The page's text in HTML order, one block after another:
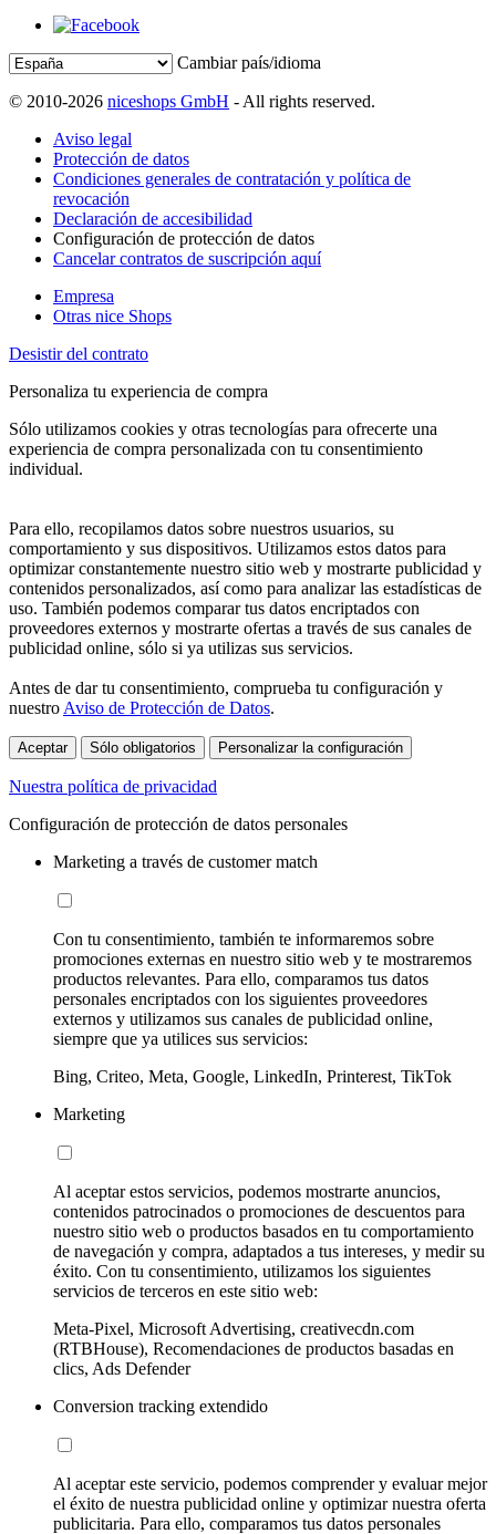
Cambiar país/idioma
© 2010-2026 niceshops GmbH - All rights reserved.
Aviso legal
Protección de datos
Condiciones generales de contratación y política de
revocación
Declaración de accesibilidad
Configuración de protección de datos
Cancelar contratos de suscripción aquí
Empresa
Otras nice Shops
Desistir del contrato
Personaliza tu experiencia de compra
Sólo utilizamos cookies y otras tecnologías para ofrecerte una
experiencia de compra personalizada con tu consentimiento
individual.
Para ello, recopilamos datos sobre nuestros usuarios, su
comportamiento y sus dispositivos. Utilizamos estos datos para
optimizar constantemente nuestro sitio web y mostrarte publicidad y
contenidos personalizados, así como para analizar las estadísticas de
uso. También podemos comparar tus datos encriptados con
proveedores externos y mostrarte ofertas a través de sus canales de
publicidad online, sólo si ya utilizas sus servicios.
Antes de dar tu consentimiento, comprueba tu configuración y
nuestro Aviso de Protección de Datos.
Aceptar Sólo obligatorios Personalizar la configuración
Nuestra política de privacidad
Configuración de protección de datos personales
Marketing a través de customer match
Con tu consentimiento, también te informaremos sobre
promociones externas en nuestro sitio web y te mostraremos
productos relevantes. Para ello, comparamos tus datos
personales encriptados con los siguientes proveedores
externos y utilizamos sus canales de publicidad online,
siempre que ya utilices sus servicios:
Bing, Criteo, Meta, Google, LinkedIn, Printerest, TikTok
Marketing
Al aceptar estos servicios, podemos mostrarte anuncios,
contenidos patrocinados o promociones de descuentos para
nuestro sitio web o productos basados en tu comportamiento
de navegación y compra, adaptados a tus intereses, y medir su
éxito. Con tu consentimiento, utilizamos los siguientes
servicios de terceros en este sitio web:
Meta-Pixel, Microsoft Advertising, creativecdn.com
(RTBHouse), Recomendaciones de productos basadas en
clics, Ads Defender
Conversion tracking extendido
Al aceptar este servicio, podemos comprender y evaluar mejor
el éxito de nuestra publicidad online y optimizar nuestra oferta
publicitaria. Para ello, comparamos tus datos personales